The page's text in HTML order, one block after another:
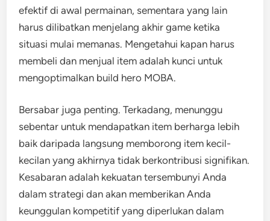
efektif di awal permainan, sementara yang lain
harus dilibatkan menjelang akhir game ketika
situasi mulai memanas. Mengetahui kapan harus
membeli dan menjual item adalah kunci untuk
mengoptimalkan build hero MOBA.
Bersabar juga penting. Terkadang, menunggu
sebentar untuk mendapatkan item berharga lebih
baik daripada langsung memborong item kecil-
kecilan yang akhirnya tidak berkontribusi signifikan.
Kesabaran adalah kekuatan tersembunyi Anda
dalam strategi dan akan memberikan Anda
keunggulan kompetitif yang diperlukan dalam